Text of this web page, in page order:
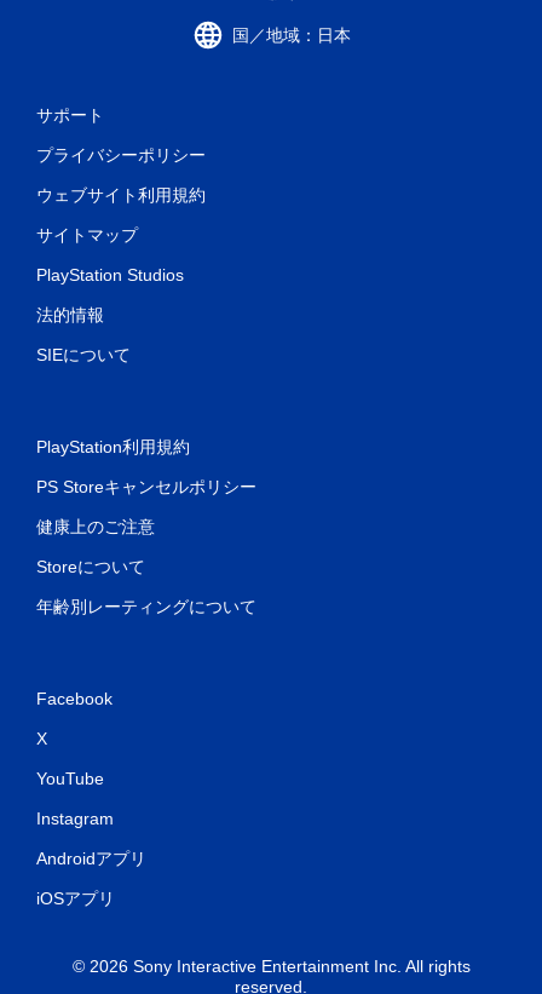
国／地域：日本
サポート
プライバシーポリシー
ウェブサイト利用規約
サイトマップ
PlayStation Studios
法的情報
SIEについて
PlayStation利用規約
PS Storeキャンセルポリシー
健康上のご注意
Storeについて
年齢別レーティングについて
Facebook
X
YouTube
Instagram
Androidアプリ
iOSアプリ
© 2026 Sony Interactive Entertainment Inc. All rights
reserved.